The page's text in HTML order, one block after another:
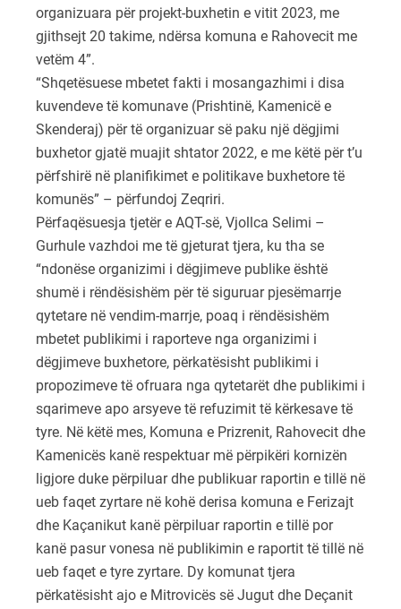
organizuara për projekt-buxhetin e vitit 2023, me
gjithsejt 20 takime, ndërsa komuna e Rahovecit me
vetëm 4”.
“Shqetësuese mbetet fakti i mosangazhimi i disa
kuvendeve të komunave (Prishtinë, Kamenicë e
Skenderaj) për të organizuar së paku një dëgjimi
buxhetor gjatë muajit shtator 2022, e me këtë për t’u
përfshirë në planifikimet e politikave buxhetore të
komunës” – përfundoj Zeqriri.
Përfaqësuesja tjetër e AQT-së, Vjollca Selimi –
Gurhule vazhdoi me të gjeturat tjera, ku tha se
“ndonëse organizimi i dëgjimeve publike është
shumë i rëndësishëm për të siguruar pjesëmarrje
qytetare në vendim-marrje, poaq i rëndësishëm
mbetet publikimi i raporteve nga organizimi i
dëgjimeve buxhetore, përkatësisht publikimi i
propozimeve të ofruara nga qytetarët dhe publikimi i
sqarimeve apo arsyeve të refuzimit të kërkesave të
tyre. Në këtë mes, Komuna e Prizrenit, Rahovecit dhe
Kamenicës kanë respektuar më përpikëri kornizën
ligjore duke përpiluar dhe publikuar raportin e tillë në
ueb faqet zyrtare në kohë derisa komuna e Ferizajt
dhe Kaçanikut kanë përpiluar raportin e tillë por
kanë pasur vonesa në publikimin e raportit të tillë në
ueb faqet e tyre zyrtare. Dy komunat tjera
përkatësisht ajo e Mitrovicës së Jugut dhe Deçanit